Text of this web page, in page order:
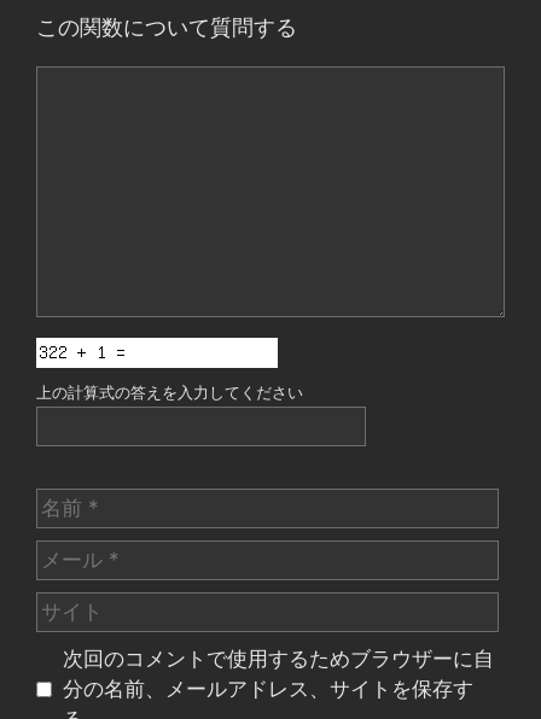
この関数について質問する
上の計算式の答えを入力してください
名
前
メ
ー
ル
サ
イ
次回のコメントで使用するためブラウザーに自
分の名前、メールアドレス、サイトを保存す